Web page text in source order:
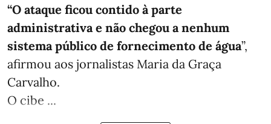
“O ataque ficou contido à parte
administrativa e não chegou a nenhum
sistema público de fornecimento de água”,
afirmou aos jornalistas Maria da Graça
Carvalho.
O cibe ...